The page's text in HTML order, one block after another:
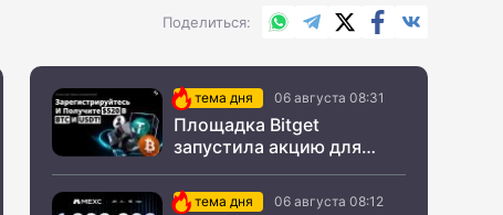
Поделиться WhatsApp
TelegramX.comFacebook
тема дня 06 августа 08:31
Площадка Bitget
запустила акцию для
СНГтема дня 06 августа 08:12